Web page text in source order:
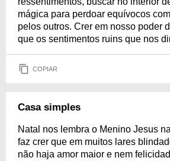
mágica para perdoar equívocos
pelos outros. Crer em nosso poder
que os sentimentos ruins que nos
COPIAR
Casa simples
Natal nos lembra o Menino Jesus
faz crer que em muitos lares
não haja amor maior e nem